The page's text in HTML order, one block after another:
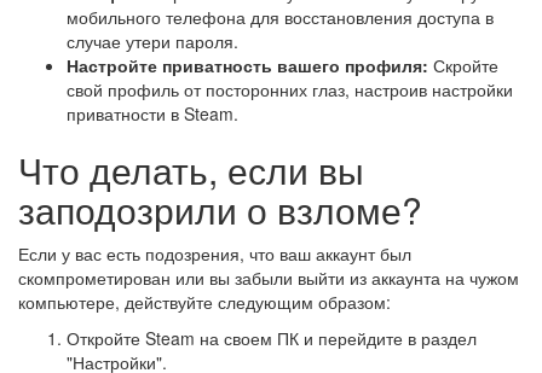
мобильного телефона для восстановления доступа в
случае утери пароля.
Настройте приватность вашего профиля: Скройте
свой профиль от посторонних глаз, настроив настройки
приватности в Steam.
Что делать, если вы
заподозрили о взломе?
Если у вас есть подозрения, что ваш аккаунт был
скомпрометирован или вы забыли выйти из аккаунта на чужом
компьютере, действуйте следующим образом:
Откройте Steam на своем ПК и перейдите в раздел
"Настройки".